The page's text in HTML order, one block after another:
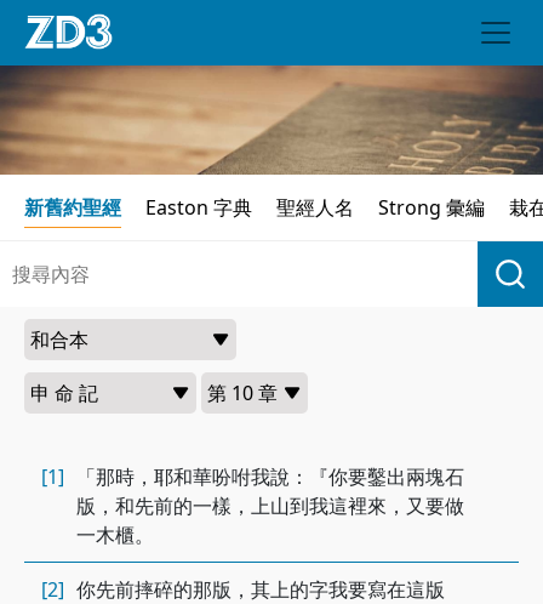
新舊約聖經 Easton 字典 聖經人名 Strong 彙編 栽
[1]
「那時，耶和華吩咐我說：『你要鑿出兩塊石
版，和先前的一樣，上山到我這裡來，又要做
一木櫃。
[2] 你先前摔碎的那版，其上的字我要寫在這版